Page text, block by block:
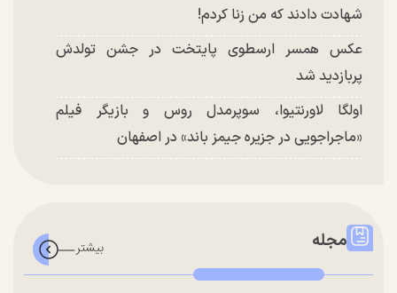
شهادت دادند که من زنا کردم!
عکس همسر ارسطوی پایتخت در جشن تولدش
پربازدید شد
اولگا لاورنتیوا، سوپرمدل روس و بازیگر فیلم
«ماجراجویی در جزیره جیمز باند» در اصفهان
مجله